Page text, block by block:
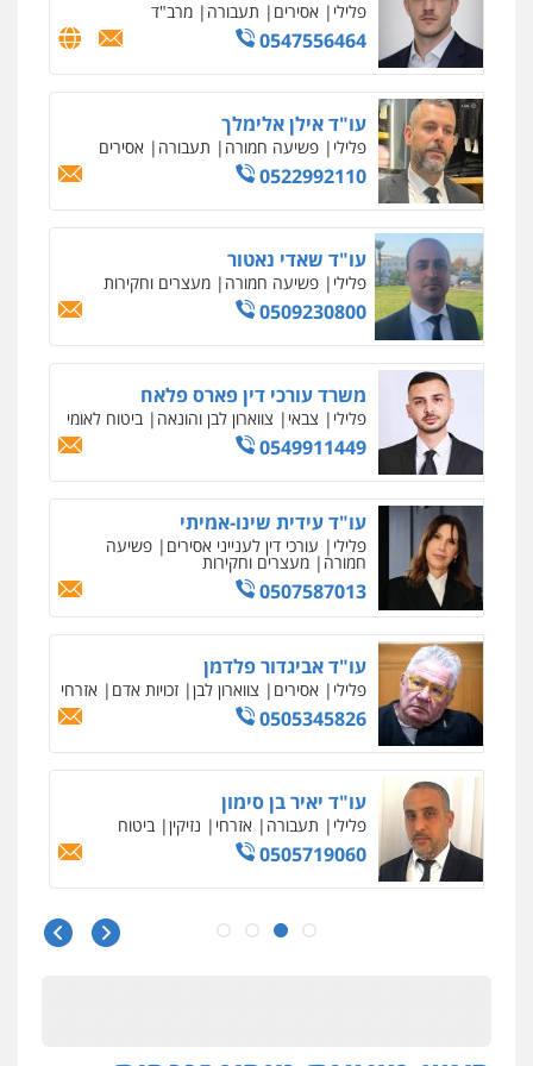
פלילי אסירים תעבורה מרב"ד
0547556464
עו"ד אילן אלימלך
פלילי פשיעה חמורה תעבורה אסירים
0522992110
עו"ד שאדי נאטור
פלילי פשיעה חמורה מעצרים וחקירות
0509230800
משרד עורכי דין פארס פלאח
פלילי צבאי צווארון לבן והונאה ביטוח לאומי
0549911449
עו"ד עידית שינו-אמיתי
פלילי עורכי דין לענייני אסירים פשיעה
חמורה מעצרים וחקירות
0507587013
עו"ד אביגדור פלדמן
פלילי אסירים צווארון לבן זכויות אדם אזרחי
0505345826
עו"ד יאיר בן סימון
פלילי תעבורה אזרחי נזיקין ביטוח
0505719060
עו"ד נס בן נתן